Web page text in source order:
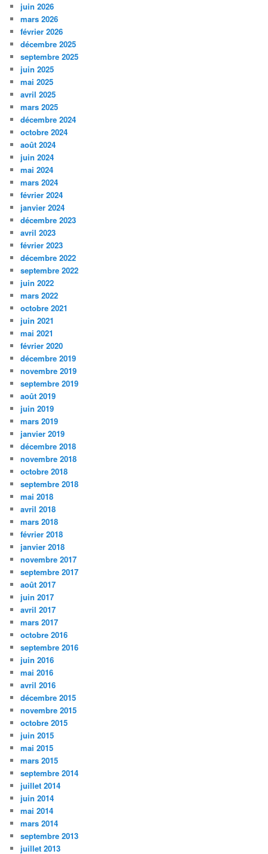
juin 2026
mars 2026
février 2026
décembre 2025
septembre 2025
juin 2025
mai 2025
avril 2025
mars 2025
décembre 2024
octobre 2024
août 2024
juin 2024
mai 2024
mars 2024
février 2024
janvier 2024
décembre 2023
avril 2023
février 2023
décembre 2022
septembre 2022
juin 2022
mars 2022
octobre 2021
juin 2021
mai 2021
février 2020
décembre 2019
novembre 2019
septembre 2019
août 2019
juin 2019
mars 2019
janvier 2019
décembre 2018
novembre 2018
octobre 2018
septembre 2018
mai 2018
avril 2018
mars 2018
février 2018
janvier 2018
novembre 2017
septembre 2017
août 2017
juin 2017
avril 2017
mars 2017
octobre 2016
septembre 2016
juin 2016
mai 2016
avril 2016
décembre 2015
novembre 2015
octobre 2015
juin 2015
mai 2015
mars 2015
septembre 2014
juillet 2014
juin 2014
mai 2014
mars 2014
septembre 2013
juillet 2013